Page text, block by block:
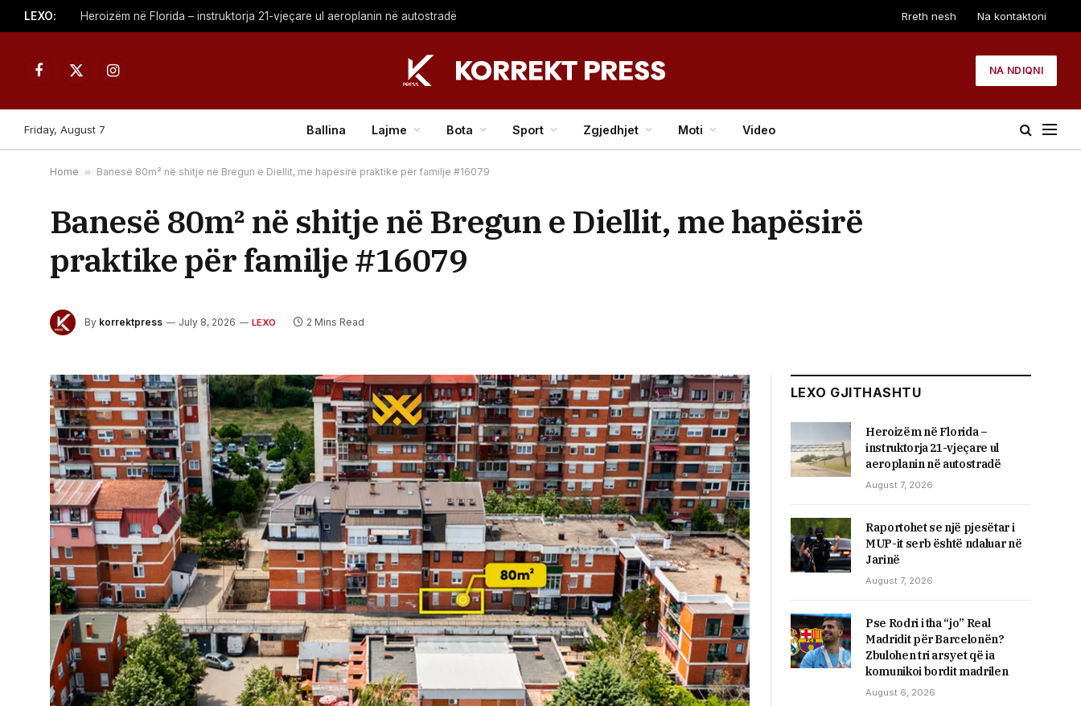
LEXO: Heroizëm në Florida – instruktorja 21-vjeçare ul aeroplanin në autostradë Rreth nesh Na kontaktoni
Facebook
X
Instagram
NA NDIQNI
Friday, August 7 Ballina Lajme Bota Sport Zgjedhjet Moti Video
Home » Banesë 80m² në shitje në Bregun e Diellit, me hapësirë praktike për familje #16079
Banesë 80m² në shitje në Bregun e Diellit, me hapësirë
praktike për familje #16079
By korrektpress July 8, 2026 LEXO 2 Mins Read
LEXO GJITHASHTU
Heroizëm në Florida –
instruktorja 21-vjeçare ul
aeroplanin në autostradë
August 7, 2026
Raportohet se një pjesëtar i
MUP-it serb është ndaluar në
Jarinë
August 7, 2026
Pse Rodri i tha “jo” Real
Madridit për Barcelonën?
Zbulohen tri arsyet që ia
komunikoi bordit madrilen
August 6, 2026